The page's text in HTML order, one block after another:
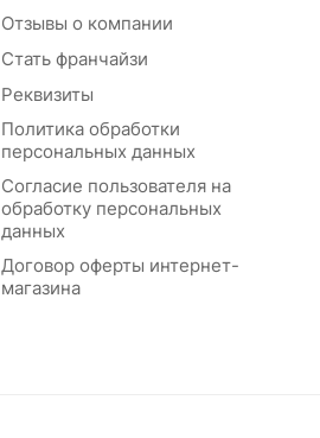
Отзывы о компании
Стать франчайзи
Реквизиты
Политика обработки
персональных данных
Согласие пользователя на
обработку персональных
данных
Договор оферты интернет-
магазина